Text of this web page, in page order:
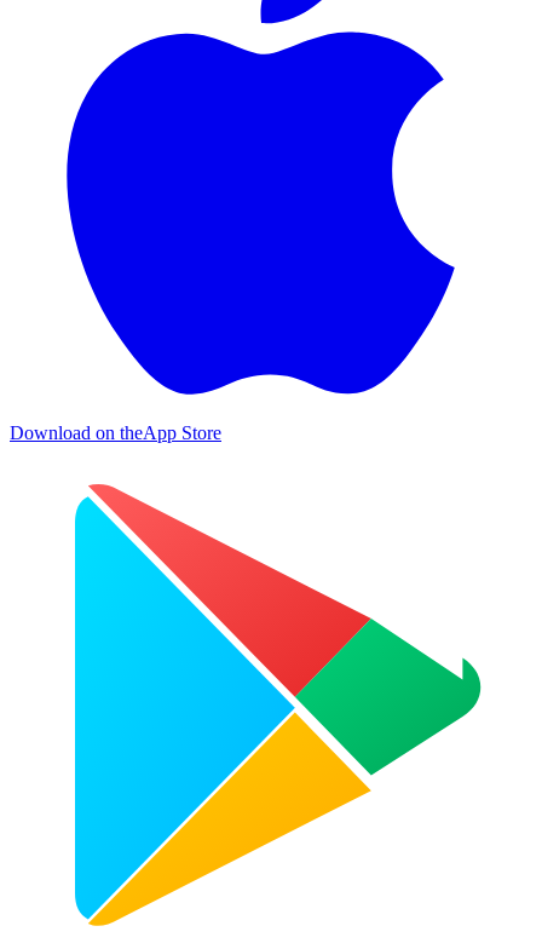
Download on theApp Store